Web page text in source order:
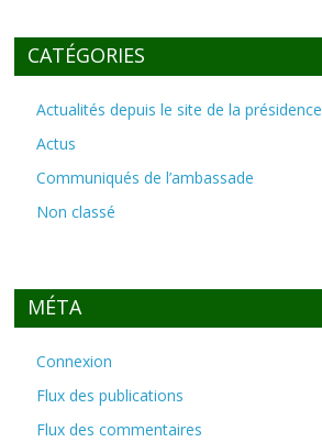
CATÉGORIES
Actualités depuis le site de la présidence
Actus
Communiqués de l’ambassade
Non classé
MÉTA
Connexion
Flux des publications
Flux des commentaires